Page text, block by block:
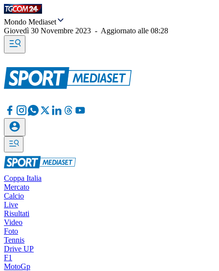
Mondo Mediaset
Giovedì 30 Novembre 2023 - Aggiornato alle 08:28
Coppa Italia
Mercato
Calcio
Live
Risultati
Video
Foto
Tennis
Drive UP
F1
MotoGp